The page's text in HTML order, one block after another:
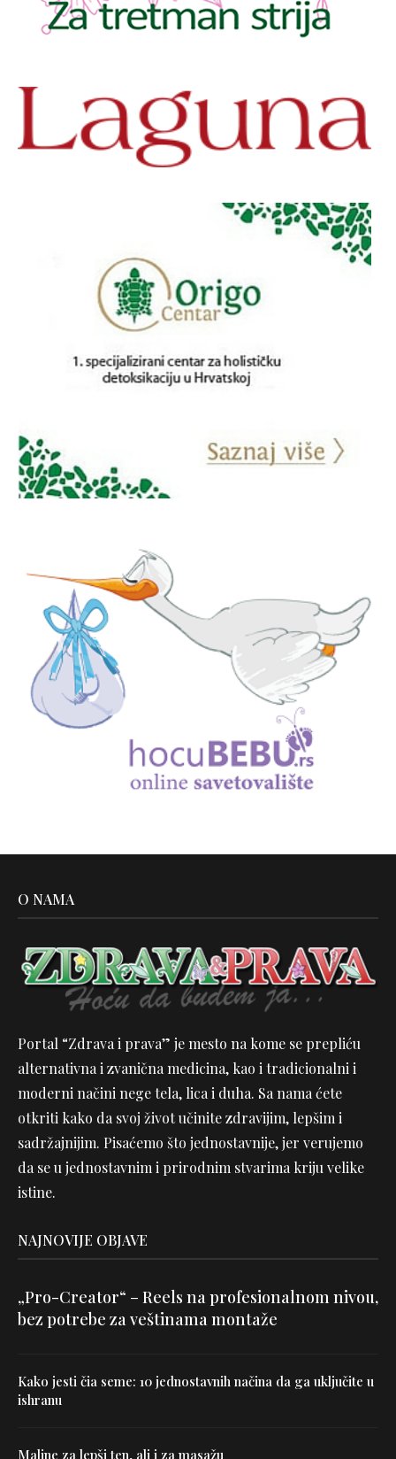
O NAMA
Portal “Zdrava i prava” je mesto na kome se prepliću
alternativna i zvanična medicina, kao i tradicionalni i
moderni načini nege tela, lica i duha. Sa nama ćete
otkriti kako da svoj život učinite zdravijim, lepšim i
sadržajnijim. Pisaćemo što jednostavnije, jer verujemo
da se u jednostavnim i prirodnim stvarima kriju velike
istine.
NAJNOVIJE OBJAVE
„Pro-Creator“ – Reels na profesionalnom nivou,
bez potrebe za veštinama montaže
Kako jesti čia seme: 10 jednostavnih načina da ga uključite u
ishranu
Maline za lepši ten, ali i za masažu